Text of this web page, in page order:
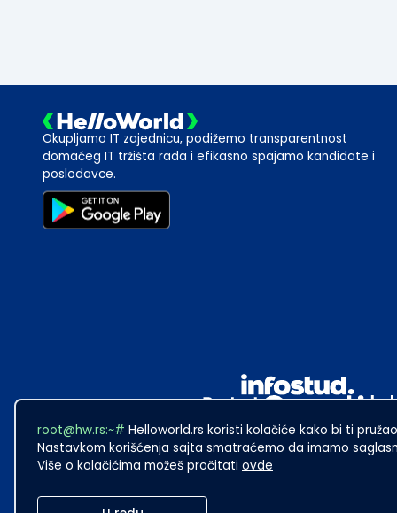
root@hw.rs:~# Helloworld.rs koristi kolačiće kako bi ti
Nastavkom korišćenja sajta smatraćemo da imamo
Više o kolačićima možeš pročitati ovde
Okupljamo IT zajednicu, podižemo transparentnost
domaćeg IT tržišta rada i efikasno spajamo kandidate i
poslodavce.